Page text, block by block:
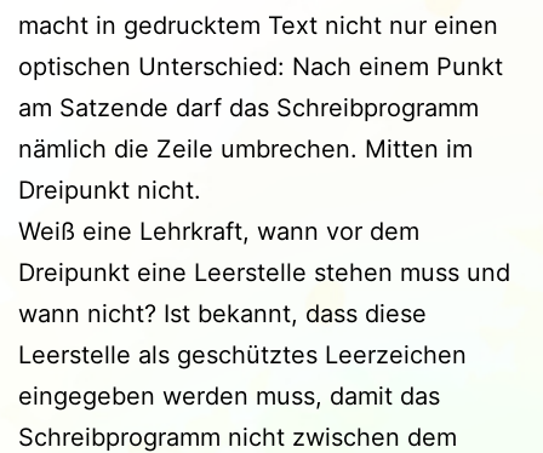
macht in gedrucktem Text nicht nur einen
optischen Unterschied: Nach einem Punkt
am Satzende darf das Schreibprogramm
nämlich die Zeile umbrechen. Mitten im
Dreipunkt nicht.
Weiß eine Lehrkraft, wann vor dem
Dreipunkt eine Leerstelle stehen muss und
wann nicht? Ist bekannt, dass diese
Leerstelle als geschütztes Leerzeichen
eingegeben werden muss, damit das
Schreibprogramm nicht zwischen dem